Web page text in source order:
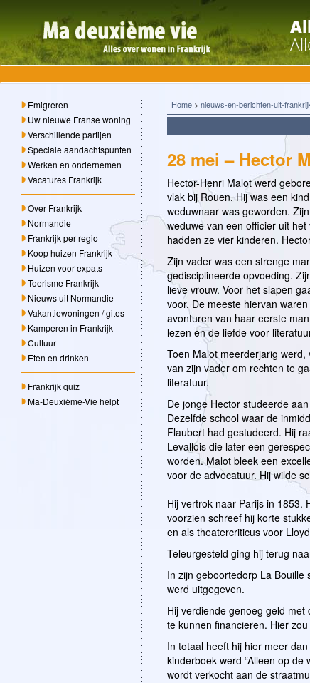
Emigreren
Uw nieuwe Franse woning
Verschillende partijen
Speciale aandachtspunten
Werken en ondernemen
Vacatures Frankrijk
Over Frankrijk
Normandie
Frankrijk per regio
Koop huizen Frankrijk
Huizen voor expats
Toerisme Frankrijk
Nieuws uit Normandie
Vakantiewoningen / gites
Kamperen in Frankrijk
Cultuur
Eten en drinken
Frankrijk quiz
Ma-Deuxième-Vie helpt
Home > nieuws-en-berichten-uit-
28 mei – Hector
Hector-Henri Malot werd
vlak bij Rouen. Hij was een
weduwnaar was geworden.
weduwe van een officier uit
hadden ze vier kinderen.
Zijn vader was een strenge
gedisciplineerde opvoeding.
lieve vrouw. Voor het slapen
voor. De meeste hiervan
avonturen van haar eerste
lezen en de liefde voor
Toen Malot meerderjarig
van zijn vader om rechten te
literatuur.
De jonge Hector studeerde
Dezelfde school waar de
Flaubert had gestudeerd. Hij
Levallois die later een
worden. Malot bleek een
voor de advocatuur. Hij wilde
Hij vertrok naar Parijs in 1853.
voorzien schreef hij korte
en als theatercriticus voor
Teleurgesteld ging hij terug
In zijn geboortedorp La Bouille
werd uitgegeven.
Hij verdiende genoeg geld
te kunnen financieren. Hier
In totaal heeft hij hier meer
kinderboek werd “Alleen op
wordt verkocht aan de